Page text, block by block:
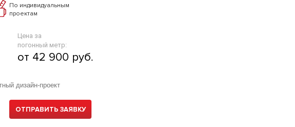
По индивидуальным
проектам
Цена за
погонный метр:
от 42 900 руб.
дизайн-проект
ОТПРАВИТЬ ЗАЯВКУ